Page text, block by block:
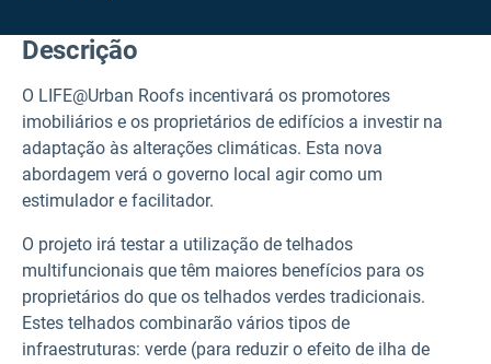
Descrição
O LIFE@Urban Roofs incentivará os promotores
imobiliários e os proprietários de edifícios a investir na
adaptação às alterações climáticas. Esta nova
abordagem verá o governo local agir como um
estimulador e facilitador.
O projeto irá testar a utilização de telhados
multifuncionais que têm maiores benefícios para os
proprietários do que os telhados verdes tradicionais.
Estes telhados combinarão vários tipos de
infraestruturas: verde (para reduzir o efeito de ilha de